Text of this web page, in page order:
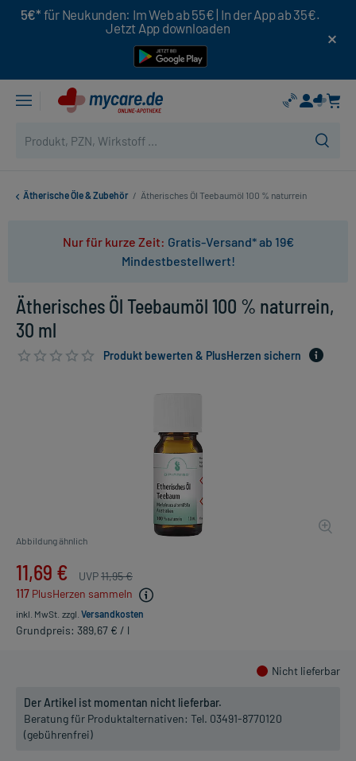
5€* für Neukunden: Im Web ab 55€ | In der App ab 35€.
Jetzt App downloaden
Ätherische Öle & Zubehör / Ätherisches Öl Teebaumöl 100 % naturrein
Nur für kurze Zeit: Gratis-Versand* ab 19€
Mindestbestellwert!
Ätherisches Öl Teebaumöl 100 % naturrein,
30 ml
Produkt bewerten & PlusHerzen sichern
Abbildung ähnlich
11,69 € UVP11,95 €
117 PlusHerzen sammeln
inkl. MwSt. zzgl. Versandkosten
Grundpreis: 389,67 € / l
Nicht lieferbar
Der Artikel ist momentan nicht lieferbar.
Beratung für Produktalternativen: Tel. 03491-8770120
(gebührenfrei)